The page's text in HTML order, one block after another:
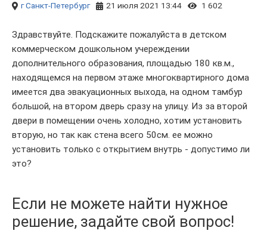
г Санкт-Петербург 21 июля 2021 13:44 1 602
Здравствуйте. Подскажите пожалуйста в детском
коммерческом дошкольном учереждении
дополнительного образования, площадью 180 кв.м.,
находящемся на первом этаже многоквартирного дома
имеется два эвакуационных выхода, на одном тамбур
большой, на втором дверь сразу на улицу. Из за второй
двери в помещении очень холодно, хотим установить
вторую, но так как стена всего 50см. ее можно
установить только с открытием внутрь - допустимо ли
это?
Если не можете найти нужное
решение, задайте свой вопрос!